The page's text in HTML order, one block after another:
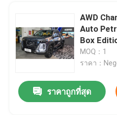
AWD
Auto
Box
MOQ：1
ราคา：
ราคาถูกที่สุด